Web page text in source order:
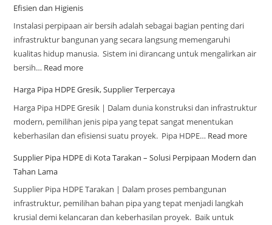
Efisien dan Higienis
Instalasi perpipaan air bersih adalah sebagai bagian penting dari
infrastruktur bangunan yang secara langsung memengaruhi
kualitas hidup manusia. Sistem ini dirancang untuk mengalirkan air
bersih… Read more
Harga Pipa HDPE Gresik, Supplier Terpercaya
Harga Pipa HDPE Gresik | Dalam dunia konstruksi dan infrastruktur
modern, pemilihan jenis pipa yang tepat sangat menentukan
keberhasilan dan efisiensi suatu proyek. Pipa HDPE… Read more
Supplier Pipa HDPE di Kota Tarakan – Solusi Perpipaan Modern dan
Tahan Lama
Supplier Pipa HDPE Tarakan | Dalam proses pembangunan
infrastruktur, pemilihan bahan pipa yang tepat menjadi langkah
krusial demi kelancaran dan keberhasilan proyek. Baik untuk